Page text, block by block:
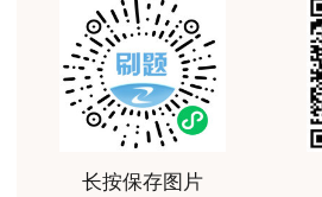
用户m0****88
最棒的预习课
用户m2****66
越听越觉得好
长按保存图片